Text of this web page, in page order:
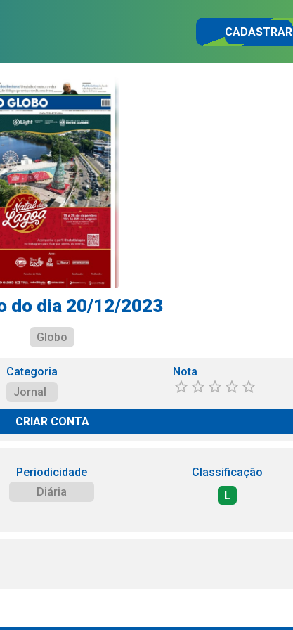
CADASTRAR
do dia 20/12/2023
Globo
Categoria
Jornal
Nota
CRIAR CONTA
Periodicidade
Diária
Classificação
L